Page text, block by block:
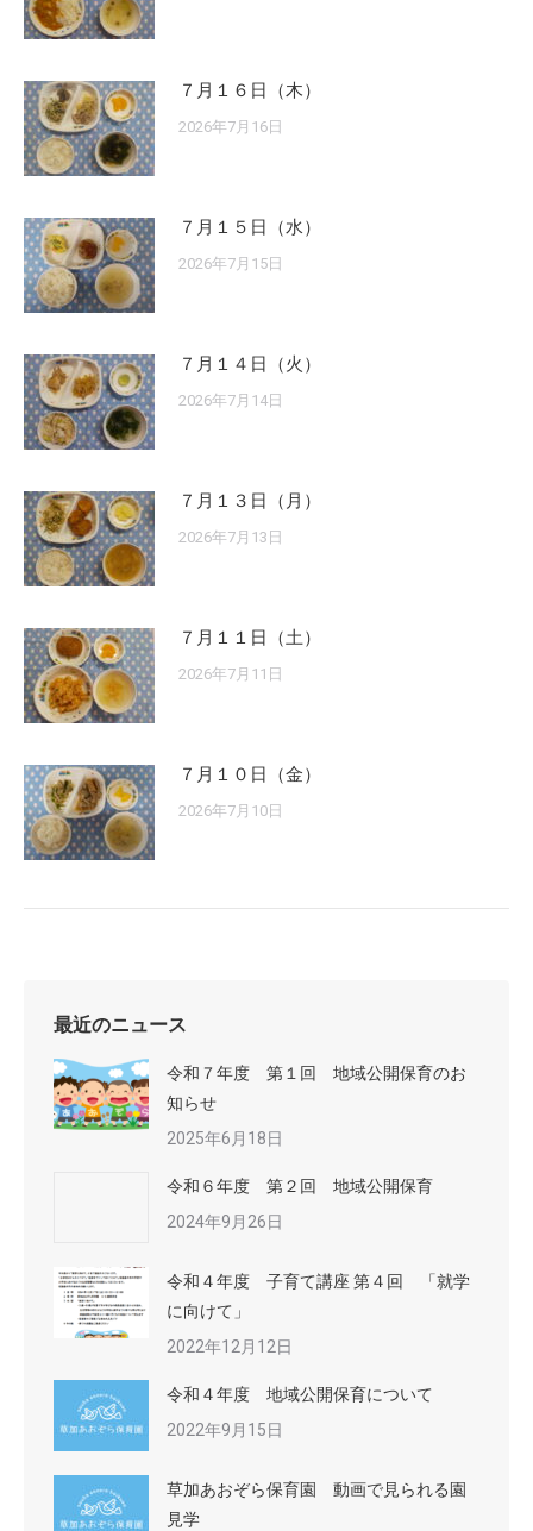
７月１６日（木）
2026年7月16日
７月１５日（水）
2026年7月15日
７月１４日（火）
2026年7月14日
７月１３日（月）
2026年7月13日
７月１１日（土）
2026年7月11日
７月１０日（金）
2026年7月10日
最近のニュース
令和７年度 第１回 地域公開保育のお
知らせ
2025年6月18日
令和６年度 第２回 地域公開保育
2024年9月26日
令和４年度 子育て講座 第４回 「就学
に向けて」
2022年12月12日
令和４年度 地域公開保育について
2022年9月15日
草加あおぞら保育園 動画で見られる園
見学